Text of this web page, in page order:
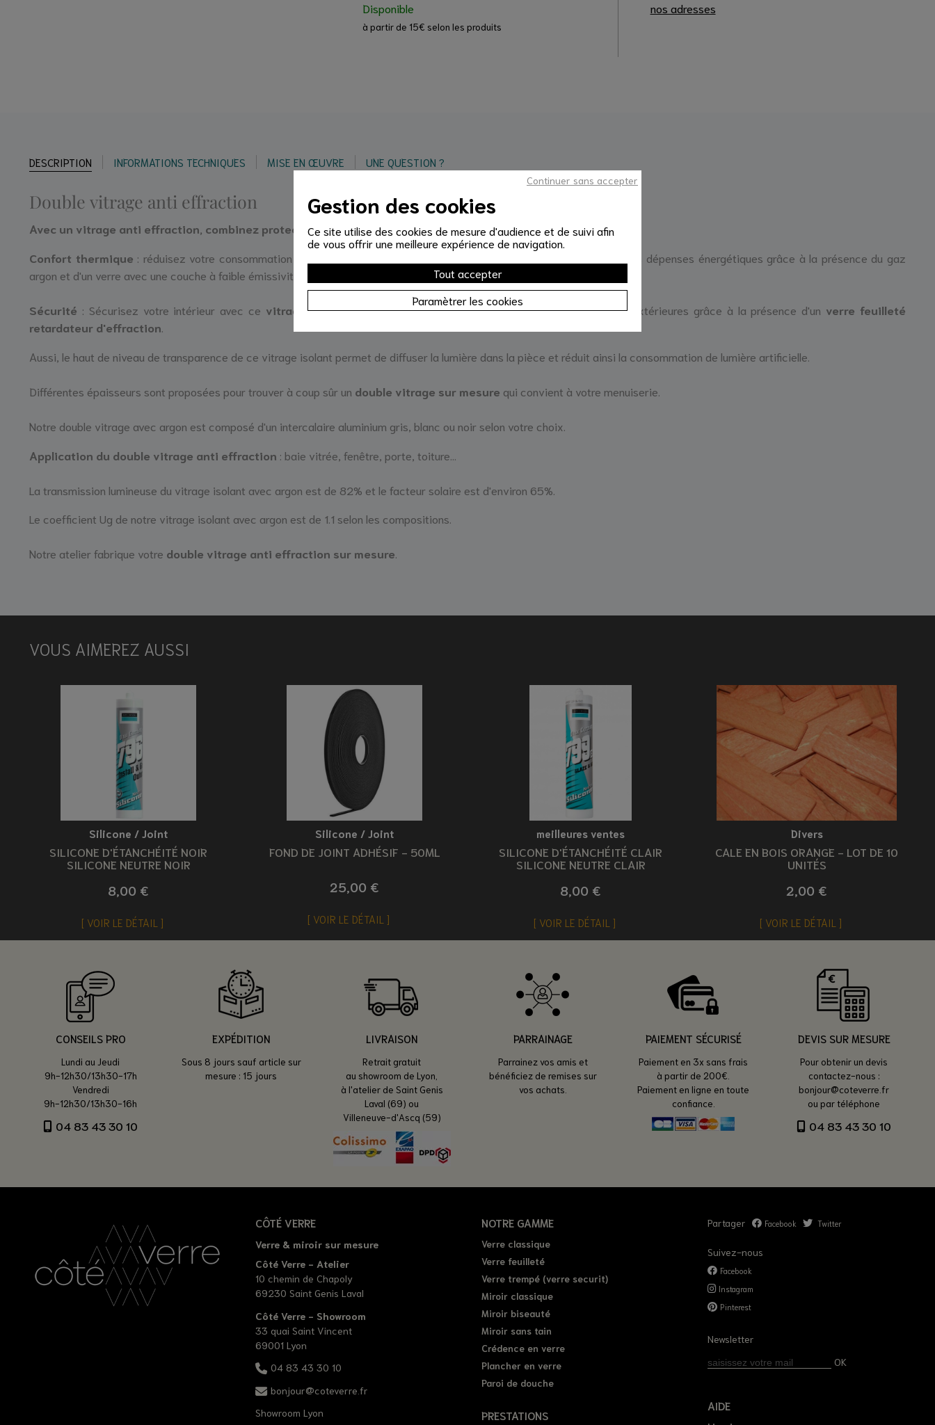
Gestion des cookies
Ce site utilise des cookies de mesure d'audience et de suivi afin
de vous offrir une meilleure expérience de navigation.
Tout accepter
Paramètrer les cookies
Continuer sans accepter
Disponible
à partir de 15€ selon les produits
nos adresses
DESCRIPTION INFORMATIONS TECHNIQUES MISE EN ŒUVRE UNE QUESTION ?
Double vitrage anti effraction
Avec un vitrage anti effraction, combinez protection et isolation !
Confort thermique : réduisez votre consommation de chauffage avec ce
qui minimise les dépenses énergétiques grâce à la présence du gaz
argon et d'un verre avec une couche à faible émissivité.
Sécurité : Sécurisez votre intérieur avec ce vitrage anti-effractionqui vous protège des éventuelles agressions extérieures grâce à la présence d'un verre feuilleté
retardateur d'effraction
Aussi, le haut de niveau de transparence de ce vitrage isolant permet de diffuser la lumière dans la pièce et réduit ainsi la consommation de lumière artificielle.
Différentes épaisseurs sont proposées pour trouver à coup sûr un double vitrage sur mesure qui convient à votre menuiserie.
Notre double vitrage avec argon est composé d'un intercalaire aluminium gris, blanc ou noir selon votre choix.
Application du double vitrage anti effraction : baie vitrée, fenêtre, porte, toiture...
La transmission lumineuse du vitrage isolant avec argon est de 82% et le facteur solaire est d'environ 65%.
Le coefficient Ug de notre vitrage isolant avec argon est de 1.1 selon les compositions.
Notre atelier fabrique votre double vitrage anti effraction sur mesure
VOUS AIMEREZ AUSSI
Silicone / Joint
SILICONE D'ÉTANCHÉITÉ NOIR
SILICONE NEUTRE NOIR
8,00 €
VOIR LE DÉTAIL
Silicone / Joint
FOND DE JOINT ADHÉSIF - 50ML
25,00 €
VOIR LE DÉTAIL
meilleures ventes
SILICONE D'ÉTANCHÉITÉ CLAIR
SILICONE NEUTRE CLAIR
8,00 €
VOIR LE DÉTAIL
Divers
CALE EN BOIS ORANGE - LOT DE 10
UNITÉS
2,00 €
VOIR LE DÉTAIL
CONSEILS PRO
Lundi au Jeudi
9h-12h30/13h30-17h
Vendredi
9h-12h30/13h30-16h
04 83 43 30 10
EXPÉDITION
Sous 8 jours sauf article sur
mesure : 15 jours
LIVRAISON
Retrait gratuit
au showroom de Lyon,
à l'atelier de Saint Genis
Laval (69) ou
Villeneuve-d'Ascq (59)
PARRAINAGE
Parrainez vos amis et
bénéficiez de remises sur
vos achats.
PAIEMENT SÉCURISÉ
Paiement en 3x sans frais
à partir de 200€.
Paiement en ligne en toute
confiance.
DEVIS SUR MESURE
Pour obtenir un devis
contactez-nous :
bonjour@coteverre.fr
ou par téléphone
04 83 43 30 10
CÔTÉ VERRE
Verre & miroir sur mesure
Côté Verre - Atelier
10 chemin de Chapoly
69230 Saint Genis Laval
Côté Verre - Showroom
33 quai Saint Vincent
69001 Lyon
04 83 43 30 10
bonjour@coteverre.fr
Showroom Lyon
NOTRE GAMME
Verre classique
Verre feuilleté
Verre trempé (verre securit)
Miroir classique
Miroir biseauté
Miroir sans tain
Crédence en verre
Plancher en verre
Paroi de douche
PRESTATIONS
Partager Facebook Twitter
Suivez-nous
Facebook
Instagram
Pinterest
Newsletter
OK
AIDE